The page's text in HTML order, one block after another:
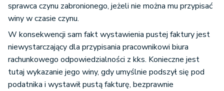
sprawca czynu zabronionego, jeżeli nie można mu przypisać
winy w czasie czynu.
W konsekwencji sam fakt wystawienia pustej faktury jest
niewystarczający dla przypisania pracownikowi biura
rachunkowego odpowiedzialności z kks. Konieczne jest
tutaj wykazanie jego winy, gdy umyślnie podszył się pod
podatnika i wystawił pustą fakturę, bezprawnie